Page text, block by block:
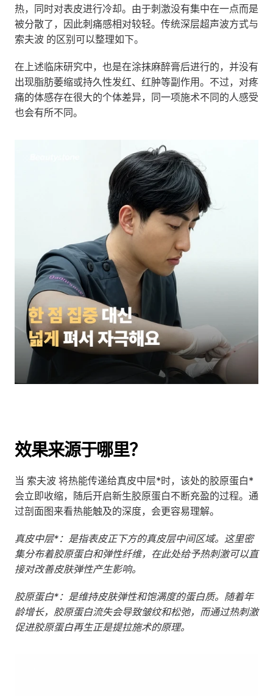
热，同时对表皮进行冷却。由于刺激没有集中在一点而是
被分散了，因此刺痛感相对较轻。传统深层超声波方式与
索夫波 的区别可以整理如下。
在上述临床研究中，也是在涂抹麻醉膏后进行的，并没有
出现脂肪萎缩或持久性发红、红肿等副作用。不过，对疼
痛的体感存在很大的个体差异，同一项施术不同的人感受
也会有所不同。
效果来源于哪里？
当 索夫波 将热能传递给真皮中层*时，该处的胶原蛋白*
会立即收缩，随后开启新生胶原蛋白不断充盈的过程。通
过剖面图来看热能触及的深度，会更容易理解。
真皮中层*：是指表皮正下方的真皮层中间区域。这里密
集分布着胶原蛋白和弹性纤维，在此处给予热刺激可以直
接对改善皮肤弹性产生影响。
胶原蛋白*：是维持皮肤弹性和饱满度的蛋白质。随着年
龄增长，胶原蛋白流失会导致皱纹和松弛，而通过热刺激
促进胶原蛋白再生正是提拉施术的原理。